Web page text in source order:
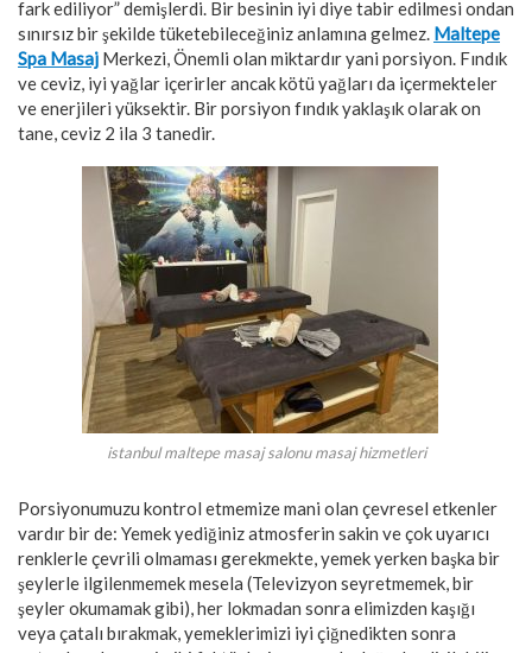
fark ediliyor” demişlerdi. Bir besinin iyi diye tabir edilmesi ondan
sınırsız bir şekilde tüketebileceğiniz anlamına gelmez. Maltepe
Spa Masaj Merkezi, Önemli olan miktardır yani porsiyon. Fındık
ve ceviz, iyi yağlar içerirler ancak kötü yağları da içermekteler
ve enerjileri yüksektir. Bir porsiyon fındık yaklaşık olarak on
tane, ceviz 2 ila 3 tanedir.
istanbul maltepe masaj salonu masaj hizmetleri
Porsiyonumuzu kontrol etmemize mani olan çevresel etkenler
vardır bir de: Yemek yediğiniz atmosferin sakin ve çok uyarıcı
renklerle çevrili olmaması gerekmekte, yemek yerken başka bir
şeylerle ilgilenmemek mesela (Televizyon seyretmemek, bir
şeyler okumamak gibi), her lokmadan sonra elimizden kaşığı
veya çatalı bırakmak, yemeklerimizi iyi çiğnedikten sonra